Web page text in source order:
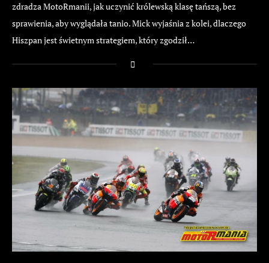
zdradza MotoRmanii, jak uczynić królewską klasę tańszą, bez
sprawienia, aby wyglądała tanio. Mick wyjaśnia z kolei, dlaczego
Hiszpan jest świetnym strategiem, który zgodził…